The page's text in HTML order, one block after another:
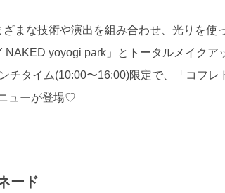
まな技術や演出を組み合わせ、光りを使
yoyogi park」とトータルメイクア
チタイム(10:00〜16:00)限定で、「コフレ
ューが登場♡
ード